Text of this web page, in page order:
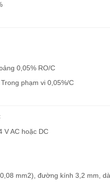
0,05% RO/C
phạm vi 0,05%/C
V AC hoặc DC
mm2), đường kính 3,2 mm,